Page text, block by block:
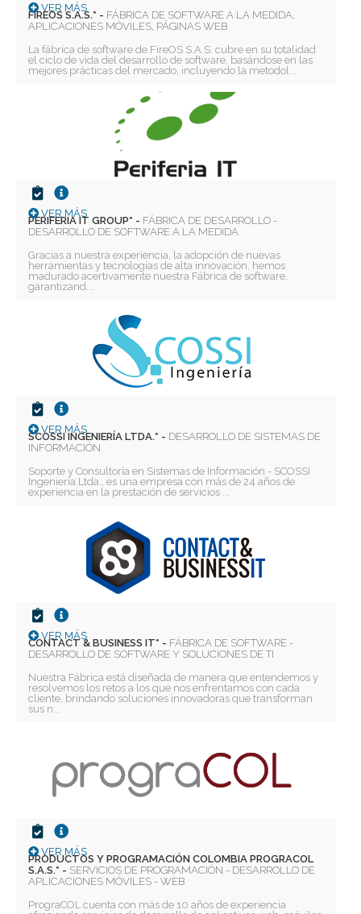
VER MÁS
FIREOS S.A.S.* - FÁBRICA DE SOFTWARE A LA MEDIDA,
APLICACIONES MÓVILES, PÁGINAS WEB
La fábrica de software de FireOS S.A.S. cubre en su totalidad
el ciclo de vida del desarrollo de software, basándose en las
mejores prácticas del mercado, incluyendo la metodol...
VER MÁS
PERIFERIA IT GROUP* - FÁBRICA DE DESARROLLO -
DESARROLLO DE SOFTWARE A LA MEDIDA
Gracias a nuestra experiencia, la adopción de nuevas
herramientas y tecnologías de alta innovación, hemos
madurado acertivamente nuestra Fábrica de software,
garantizand...
VER MÁS
SCOSSI INGENIERÍA LTDA.* - DESARROLLO DE SISTEMAS DE
INFORMACIÓN
Soporte y Consultoría en Sistemas de Información - SCOSSI
Ingeniería Ltda., es una empresa con más de 24 años de
experiencia en la prestación de servicios ...
VER MÁS
CONTACT & BUSINESS IT* - FÁBRICA DE SOFTWARE -
DESARROLLO DE SOFTWARE Y SOLUCIONES DE TI
Nuestra Fábrica está diseñada de manera que entendemos y
resolvemos los retos a los que nos enfrentamos con cada
cliente, brindando soluciones innovadoras que transforman
sus n...
VER MÁS
PRODUCTOS Y PROGRAMACIÓN COLOMBIA PROGRACOL
S.A.S.* - SERVICIOS DE PROGRAMACIÓN - DESARROLLO DE
APLICACIONES MÓVILES - WEB
PrograCOL cuenta con más de 10 años de experiencia